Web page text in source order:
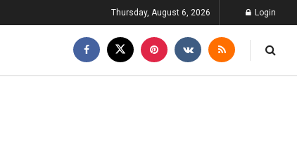
Thursday, August 6, 2026 Login